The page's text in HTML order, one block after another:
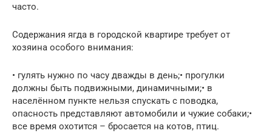
часто.
Содержания ягда в городской квартире требует от
хозяина особого внимания:
• гулять нужно по часу дважды в день;• прогулки
должны быть подвижными, динамичными;• в
населённом пункте нельзя спускать с поводка,
опасность представляют автомобили и чужие собаки;•
все время охотится – бросается на котов, птиц.